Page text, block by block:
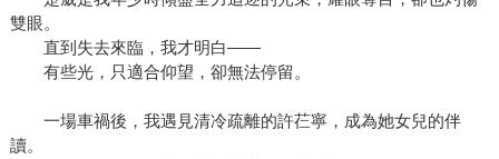
雙眼。
直到失去來臨，我才明白——
有些光，只適合仰望，卻無法停留。
一場車禍後，我遇見清冷疏離的許芢寧，成為她女兒的伴
讀。